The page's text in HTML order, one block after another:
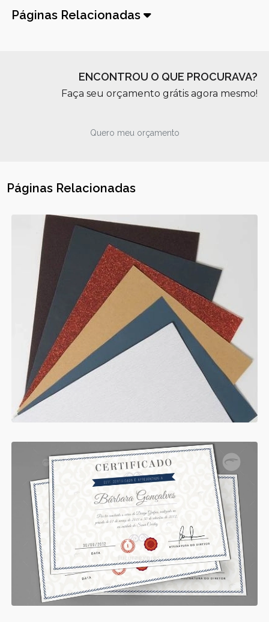
Páginas Relacionadas
ENCONTROU O QUE PROCURAVA?
Faça seu orçamento grátis agora mesmo!
Quero meu orçamento
Páginas Relacionadas